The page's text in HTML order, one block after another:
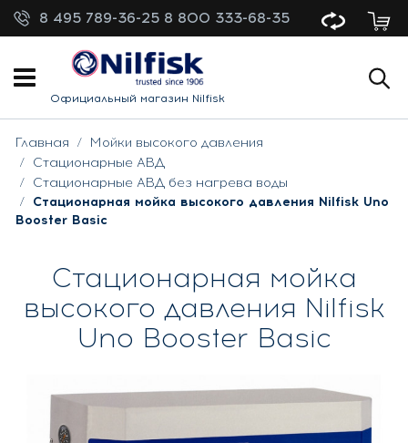
8 495 789-36-25 8 800 333-68-35
Официальный магазин Nilfisk
Главная
Мойки высокого давления
Стационарные АВД
Стационарные АВД без нагрева воды
Стационарная мойка высокого давления Nilfisk Uno
Booster Basic
Стационарная мойка
высокого давления Nilfisk
Uno Booster Basic